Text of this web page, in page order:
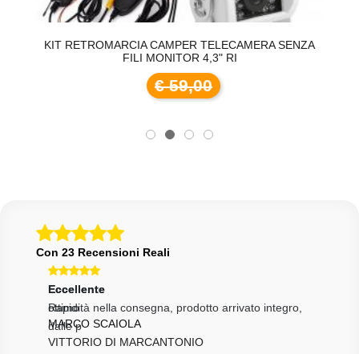
KIT RETROMARCIA CAMPER TELECAMERA SENZA
FILI MONITOR 4,3" RI
€ 59,00
Con 23 Recensioni Reali
Eccellente
ottimo
MARCO SCAIOLA